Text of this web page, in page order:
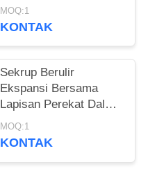
MOQ:1
KONTAK
Sekrup Berulir
Ekspansi Bersama
Lapisan Perekat Dalam
Bahan NBR Seamless
MOQ:1
KONTAK